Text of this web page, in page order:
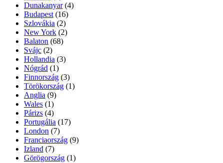
Dunakanyar (4)
Budapest (16)
Szlovákia (2)
New York (2)
Balaton (68)
Svájc (2)
Hollandia (3)
Nógrád (1)
Finnország (3)
Törökország (1)
Anglia (9)
Wales (1)
Párizs (4)
Portugália (17)
London (7)
Franciaország (9)
Izland (7)
Görögország (1)